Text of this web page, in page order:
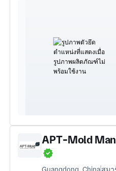
APT-Mold